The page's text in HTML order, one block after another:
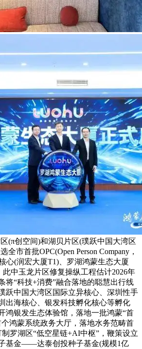
(π创空间)和湖贝片区(璞跃中国大湾区
全市首批OPC(Open Person Company，
心(润宏大厦T1)、罗湖鸿蒙生态大厦
中玉龙片区修复操纵工程估计2026年
将“科技+消费”融合落地的聪慧出行线
跃中国大湾区国际立异核心、深圳性手
出海核心、银发科技孵化核心等孵化
鸿银发生态体验馆，落地一批鸿蒙“首
鸿蒙系统政务大厅，落地水务范畴首
罗湖区“低空星链+AI中枢”，鞭策设立
基金——达泰创投种子基金(规模1亿